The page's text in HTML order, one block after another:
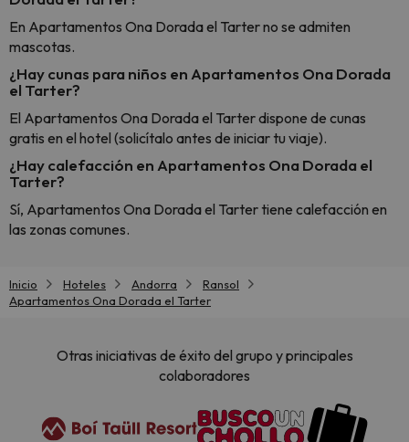
En Apartamentos Ona Dorada el Tarter no se admiten
mascotas.
¿Hay cunas para niños en Apartamentos Ona Dorada
el Tarter?
El Apartamentos Ona Dorada el Tarter dispone de cunas
gratis en el hotel (solicítalo antes de iniciar tu viaje).
¿Hay calefacción en Apartamentos Ona Dorada el
Tarter?
Sí, Apartamentos Ona Dorada el Tarter tiene calefacción en
las zonas comunes.
Inicio Hoteles Andorra
Ransol
Apartamentos Ona Dorada el Tarter
Otras iniciativas de éxito del grupo y principales
colaboradores